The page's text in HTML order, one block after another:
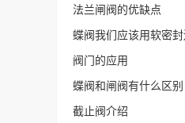
法兰闸阀的优缺点
蝶阀我们应该用软密
阀门的应用
蝶阀和闸阀有什么区别
截止阀介绍